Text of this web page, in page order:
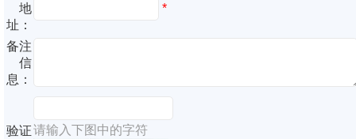
地
址：
*
备注
信
息：
验证请输入下图中的字符